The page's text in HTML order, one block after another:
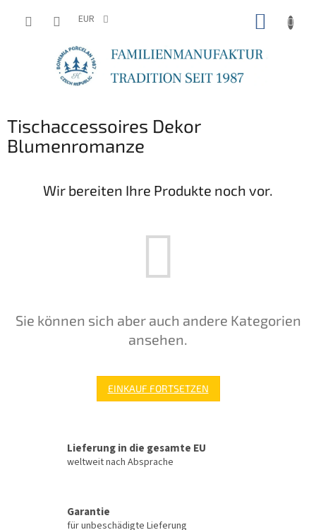
EUR
Tischaccessoires Dekor
Blumenromanze
Wir bereiten Ihre Produkte noch vor.
Sie können sich aber auch andere Kategorien
ansehen.
EINKAUF FORTSETZEN
Lieferung in die gesamte EU
weltweit nach Absprache
Garantie
für unbeschädigte Lieferung